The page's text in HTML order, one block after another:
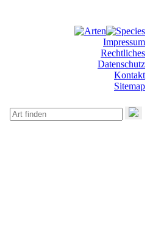
Impressum
Rechtliches
Datenschutz
Kontakt
Sitemap